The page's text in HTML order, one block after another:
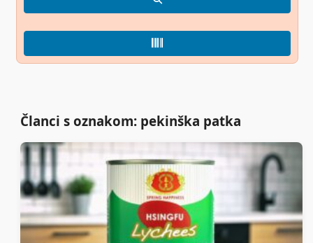
Članci s oznakom: pekinška patka